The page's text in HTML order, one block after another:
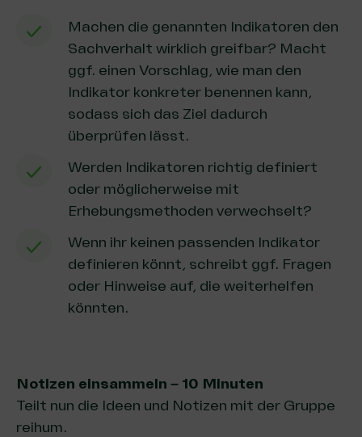
Machen die genannten Indikatoren den
Sachverhalt wirklich greifbar? Macht
ggf. einen Vorschlag, wie man den
Indikator konkreter benennen kann,
sodass sich das Ziel dadurch
überprüfen lässt.
Werden Indikatoren richtig definiert
oder möglicherweise mit
Erhebungsmethoden verwechselt?
Wenn ihr keinen passenden Indikator
definieren könnt, schreibt ggf. Fragen
oder Hinweise auf, die weiterhelfen
könnten.
Notizen einsammeln – 10 Minuten
Teilt nun die Ideen und Notizen mit der Gruppe
reihum.